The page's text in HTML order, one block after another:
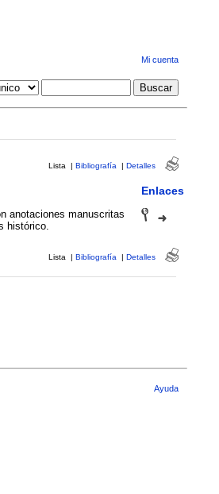
Mi cuenta
Lista | Bibliografía | Detalles
Enlaces
anotaciones manuscritas
histórico.
Lista | Bibliografía | Detalles
Ayuda